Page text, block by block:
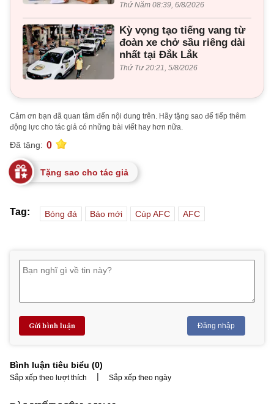
Thứ Năm 08:39, 6/8/2026
Kỳ vọng tạo tiếng vang từ
đoàn xe chở sầu riêng dài
nhất tại Đắk Lắk
Thứ Tư 20:21, 5/8/2026
Cảm ơn bạn đã quan tâm đến nội dung trên. Hãy tặng sao để tiếp thêm
động lực cho tác giả có những bài viết hay hơn nữa.
Đã tặng: 0
Tặng sao cho tác giả
Tag: Bóng đá Báo mới Cúp AFC AFC
Gửi bình luận Đăng nhập
Bình luận tiêu biểu (0)
Sắp xếp theo lượt thích | Sắp xếp theo ngày